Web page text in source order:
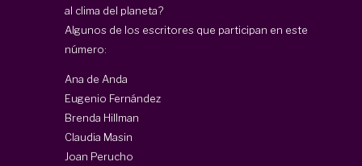
al clima del planeta?
Algunos de los escritores que participan en este
número:
Ana de Anda
Eugenio Fernández
Brenda Hillman
Claudia Masin
Joan Perucho